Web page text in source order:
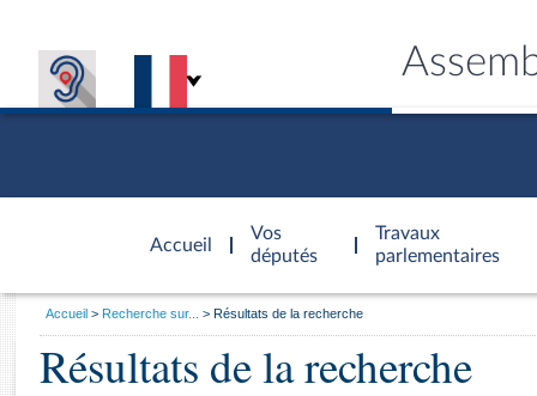
Accueil
d'accueil
Vos
députés
Travaux
parlementaires
Général
Vous
Accueil Recherche sur... Résultats de la recherche
Résultats de la recherche